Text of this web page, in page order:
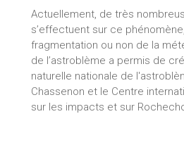
Actuellement, de très
s’effectuent sur ce
fragmentation ou non de la
de l’astroblème a permis de
naturelle nationale de
Chassenon et le Centre
sur les impacts et sur